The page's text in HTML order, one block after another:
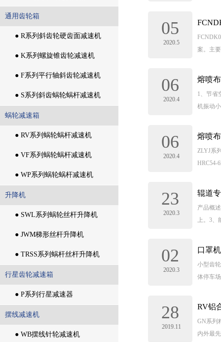
● HD螺旋锥齿轮转向箱
通用齿轮箱
通用齿轮箱
● R系列斜齿轮硬齿面减速机
● R系列斜齿轮硬齿面减速机
● K系列螺旋锥齿轮减速机
● K系列螺旋锥齿轮减速机
● F系列平行轴斜齿轮减速机
● F系列平行轴斜齿轮减速机
● S系列斜齿蜗轮蜗杆减速机
● S系列斜齿蜗轮蜗杆减速机
蜗轮减速箱
蜗轮减速箱
● RV系列蜗轮蜗杆减速机
● RV系列蜗轮蜗杆减速机
● VF系列蜗轮蜗杆减速机
● VF系列蜗轮蜗杆减速机
● WP系列蜗轮蜗杆减速机
● WP系列蜗轮蜗杆减速机
升降机
升降机
● SWL系列蜗轮丝杆升降机
● SWL系列蜗轮丝杆升降机
● JWM梯形丝杆升降机
● JWM梯形丝杆升降机
● TRSS系列蜗杆丝杆升降机
● TRSS系列蜗杆丝杆升降机
行星齿轮减速箱
行星齿轮减速箱
● P系列行星减速器
● P系列行星减速器
摆线减速机
摆线减速机
● WB摆线针轮减速机
05
2020.5
案。主
06
2020.4
熔喷
1、节省
机振动
06
2020.4
熔喷
ZLYJ系
HRC54-
23
2020.3
辊道
产品概
上。3
02
2020.3
口罩
小型齿
体停车
28
2019.11
RV铝
GN系列
内外最